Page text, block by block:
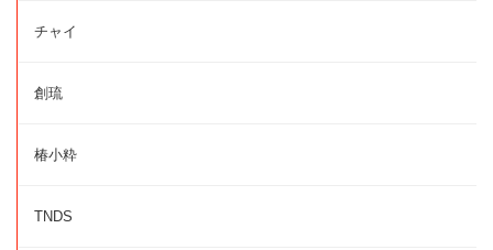
チャイ
創琉
椿小粋
TNDS